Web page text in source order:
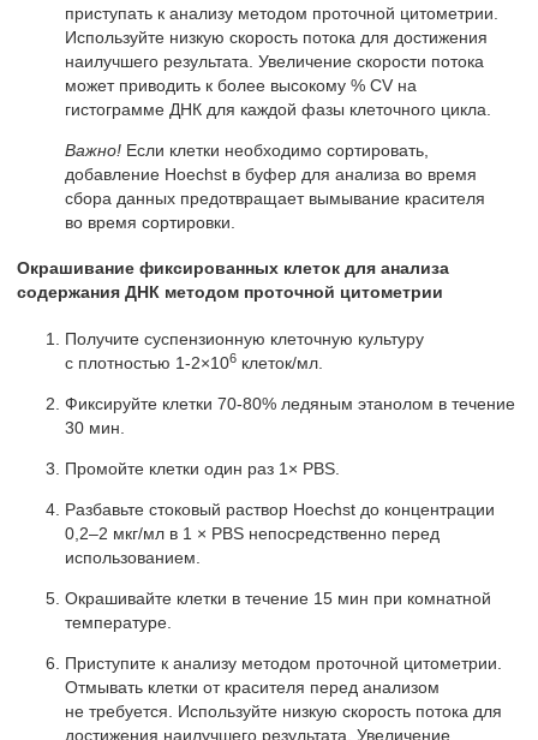
приступать к анализу методом проточной цитометрии.
Используйте низкую скорость потока для достижения
наилучшего результата. Увеличение скорости потока
может приводить к более высокому % CV на
гистограмме ДНК для каждой фазы клеточного цикла.
Важно! Если клетки необходимо сортировать,
добавление Hoechst в буфер для анализа во время
сбора данных предотвращает вымывание красителя
во время сортировки.
Окрашивание фиксированных клеток для анализа
содержания ДНК методом проточной цитометрии
Получите суспензионную клеточную культуру
с плотностью 1-2×106 клеток/мл.
Фиксируйте клетки 70-80% ледяным этанолом в течение
30 мин.
Промойте клетки один раз 1× PBS.
Разбавьте стоковый раствор Hoechst до концентрации
0,2–2 мкг/мл в 1 × PBS непосредственно перед
использованием.
Окрашивайте клетки в течение 15 мин при комнатной
температуре.
Приступите к анализу методом проточной цитометрии.
Отмывать клетки от красителя перед анализом
не требуется. Используйте низкую скорость потока для
достижения наилучшего результата. Увеличение